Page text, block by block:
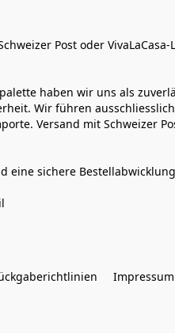
Post oder
haben wir uns als
Wir führen
Versand mit Schweizer
eine sichere